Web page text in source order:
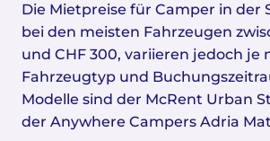
Die Mietpreise für Camper in der
bei den meisten Fahrzeugen
und CHF 300, variieren jedoch je
Fahrzeugtyp und
Modelle sind der McRent Urban
der Anywhere Campers Adria